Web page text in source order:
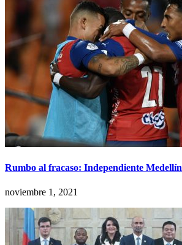
Rumbo al fracaso: Independiente
noviembre 1, 2021